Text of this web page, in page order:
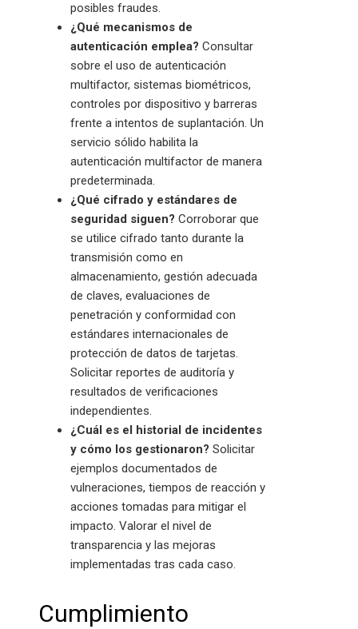
posibles fraudes.
¿Qué mecanismos de
autenticación emplea? Consultar
sobre el uso de autenticación
multifactor, sistemas biométricos,
controles por dispositivo y barreras
frente a intentos de suplantación. Un
servicio sólido habilita la
autenticación multifactor de manera
predeterminada.
¿Qué cifrado y estándares de
seguridad siguen? Corroborar que
se utilice cifrado tanto durante la
transmisión como en
almacenamiento, gestión adecuada
de claves, evaluaciones de
penetración y conformidad con
estándares internacionales de
protección de datos de tarjetas.
Solicitar reportes de auditoría y
resultados de verificaciones
independientes.
¿Cuál es el historial de incidentes
y cómo los gestionaron? Solicitar
ejemplos documentados de
vulneraciones, tiempos de reacción y
acciones tomadas para mitigar el
impacto. Valorar el nivel de
transparencia y las mejoras
implementadas tras cada caso.
Cumplimiento